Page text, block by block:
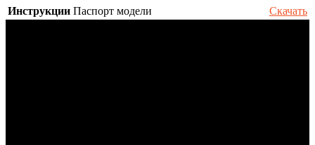
Инструкции Паспорт модели Скачать